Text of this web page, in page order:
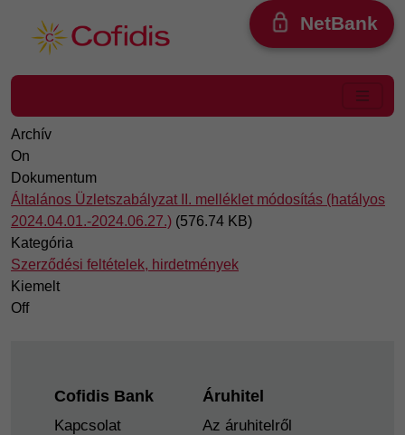
NetBank
Archív
On
Dokumentum
Általános Üzletszabályzat II. melléklet módosítás (hatályos
2024.04.01.-2024.06.27.) (576.74 KB)
Kategória
Szerződési feltételek, hirdetmények
Kiemelt
Off
Footer
Cofidis Bank
Kapcsolat
Áruhitel
Az áruhitelről